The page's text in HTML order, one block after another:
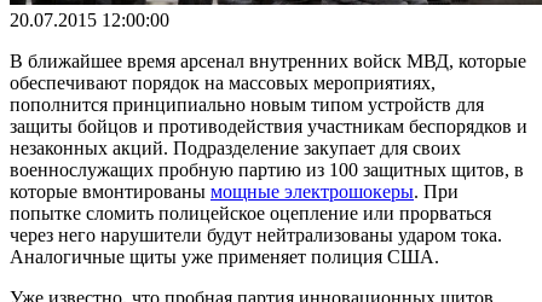
20.07.2015 12:00:00
В ближайшее время арсенал внутренних войск МВД, которые
обеспечивают порядок на массовых мероприятиях,
пополнится принципиально новым типом устройств для
защиты бойцов и противодействия участникам беспорядков и
незаконных акций. Подразделение закупает для своих
военнослужащих пробную партию из 100 защитных щитов, в
которые вмонтированы мощные электрошокеры. При
попытке сломить полицейское оцепление или прорваться
через него нарушители будут нейтрализованы ударом тока.
Аналогичные щиты уже применяет полиция США.